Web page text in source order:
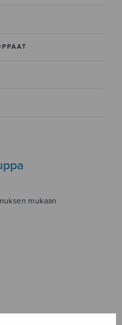
mukaan